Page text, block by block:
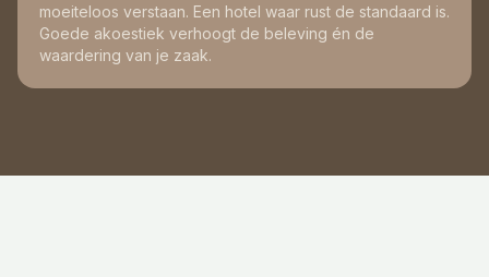
moeiteloos verstaan. Een hotel waar rust de standaard is.
Goede akoestiek verhoogt de beleving én de
waardering van je zaak.